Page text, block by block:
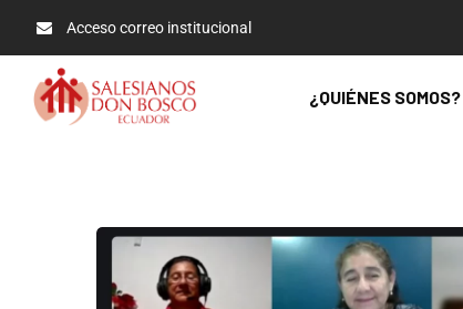
Acceso correo institucional
¿QUIÉNES SOMOS?